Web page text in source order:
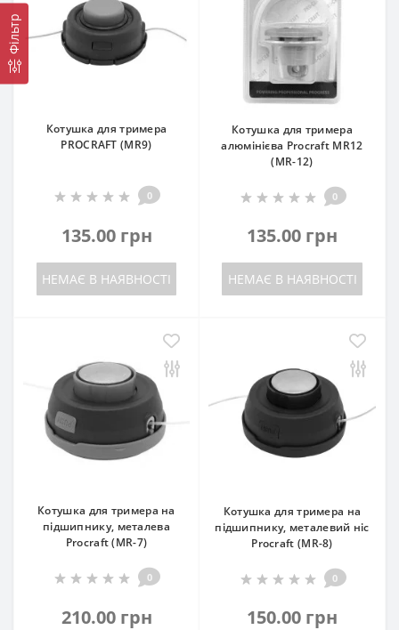
Фільтр
Котушка для тримера
PROCRAFT (MR9)
0
135.00 грн
НЕМАЄ В НАЯВНОСТІ
Котушка для тримера
алюмінієва Procraft MR12
(MR-12)
0
135.00 грн
НЕМАЄ В НАЯВНОСТІ
Котушка для тримера на
підшипнику, металева
Procraft (MR-7)
0
210.00 грн
Котушка для тримера на
підшипнику, металевий ніс
Procraft (MR-8)
0
150.00 грн